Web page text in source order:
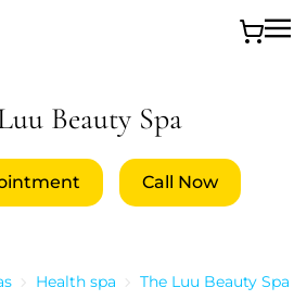
Beauty Spa
Call Now
Health spa The Luu Beauty Spa